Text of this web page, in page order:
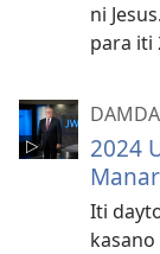
ni
para iti
2024
Iti